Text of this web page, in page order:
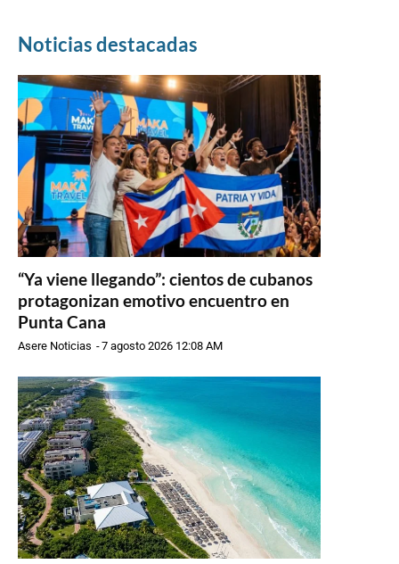
Noticias destacadas
“Ya viene llegando”: cientos de cubanos
protagonizan emotivo encuentro en
Punta Cana
Asere Noticias -7 agosto 2026 12:08 AM